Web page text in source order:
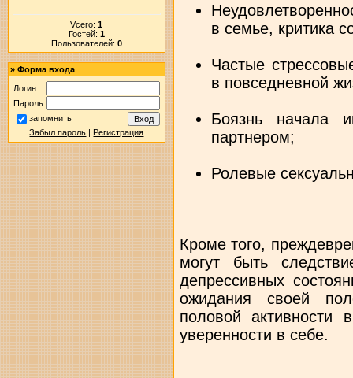
Vсего:1
Гостей: 1
Пользователей: 0
» Форма входа
Логин:
Пароль:
запомнить
Забыл пароль |Регистрация
в семье, критика
Частые
в повседневной
Боязнь начала
партнером;
Ролевые
Кроме того,
могут быть
депрессивных
ожидания своей
половой активности
уверенности в себе.